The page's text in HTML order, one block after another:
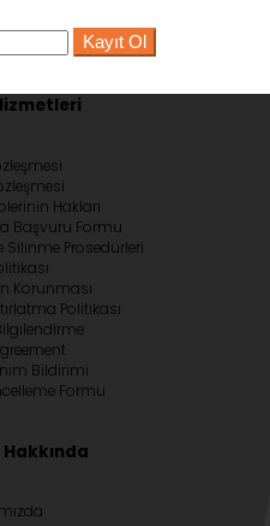
Kayıt Ol
Hakları
Başvuru Formu
Prosedürleri
Korunması
Politikası
Bildirimi
Formu